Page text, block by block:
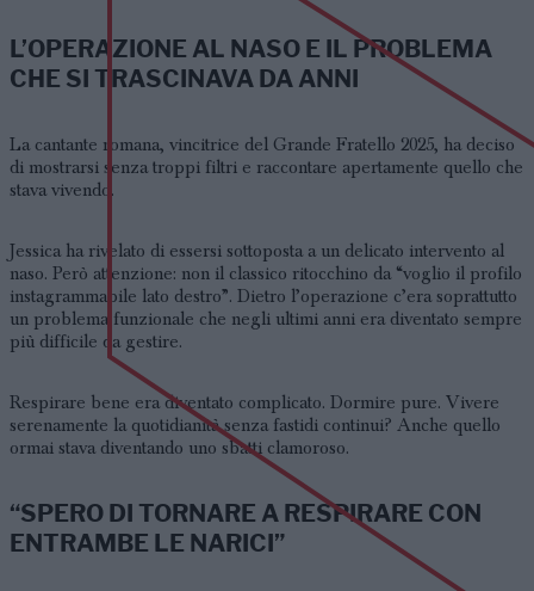
L’OPERAZIONE AL NASO E IL PROBLEMA
CHE SI TRASCINAVA DA ANNI
La cantante romana, vincitrice del Grande Fratello 2025, ha deciso
di mostrarsi senza troppi filtri e raccontare apertamente quello che
stava vivendo.
Jessica ha rivelato di essersi sottoposta a un delicato intervento al
naso. Però attenzione: non il classico ritocchino da “voglio il profilo
instagrammabile lato destro”. Dietro l’operazione c’era soprattutto
un problema funzionale che negli ultimi anni era diventato sempre
più difficile da gestire.
Respirare bene era diventato complicato. Dormire pure. Vivere
serenamente la quotidianità senza fastidi continui? Anche quello
ormai stava diventando uno sbatti clamoroso.
“SPERO DI TORNARE A RESPIRARE CON
ENTRAMBE LE NARICI”